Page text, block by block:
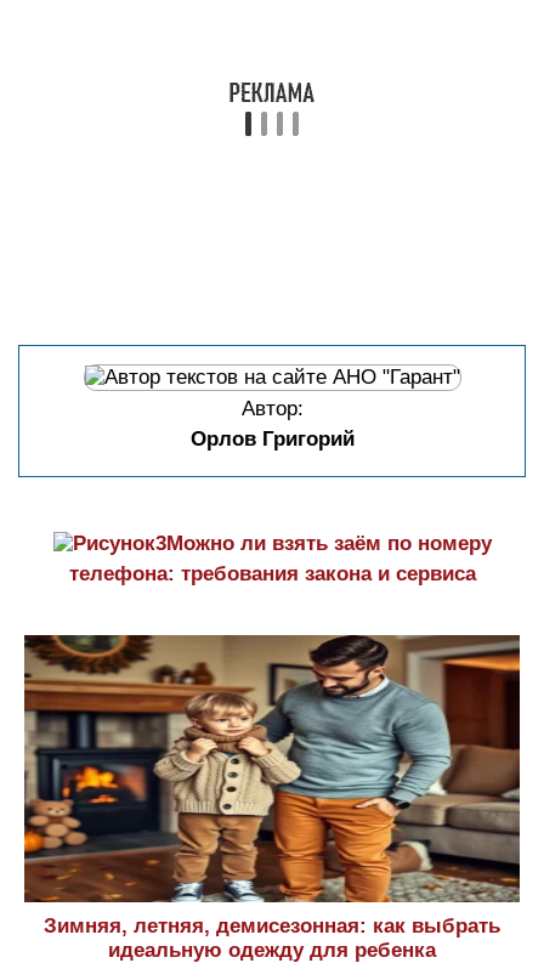
Автор:
Орлов Григорий
Можно ли взять заём по номеру
телефона: требования закона и сервиса
Зимняя, летняя, демисезонная: как выбрать
идеальную одежду для ребенка